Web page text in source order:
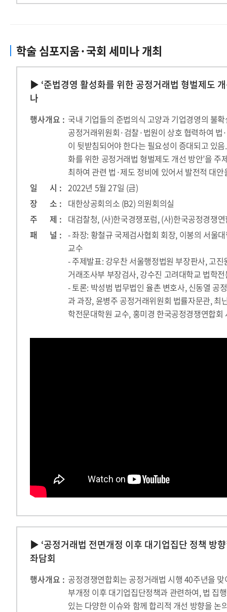
학술 심포지움·국회 세미나 개최
▶ ‘준법경영 활성화를 위한 공정거래법 형벌제도
나
행사개요 : 국내 기업들의 준법의식 고양과 기업경영의 불
공정거래위원회·검찰·법원이 상호 협력하여 법
이 뒷받침되어야 한다는 필요성이 증대되고 있음
화를 위한 공정거래법 형벌제도 개선 방안’을 주
최하여 관련 법·제도 정비에 있어서 발전적 대
일 시 : 2022년 5월 27일 (금)
장 소 : 대한상공회의소 (B2) 의원회의실
주 제 : 대검찰청, (사)한국경쟁포럼, (사)한국공정경쟁
패 널 : - 좌장: 황철규 국제검사협회 회장, 이봉의 서울
교수
- 주제발표: 강우찬 서울행정법원 부장판사, 고
거래조사부 부장검사, 강수진 고려대학교 법학
- 토론: 박성범 법무법인 율촌 변호사, 신동열 공
과 과장, 윤병주 공정거래위원회 법률자문관, 최
학전문대학원 교수, 홍미경 한국공정경쟁연합회
▶ ‘공정거래법 전면개정 이후 대기업집단 정책 방
좌담회
행사개요 : 공정경쟁연합회는 공정거래법 시행 40주년을
부개정 이후 대기업집단정책과 관련하여, 법 집
있는 다양한 이슈와 함께 합리적 개선 방향을 논